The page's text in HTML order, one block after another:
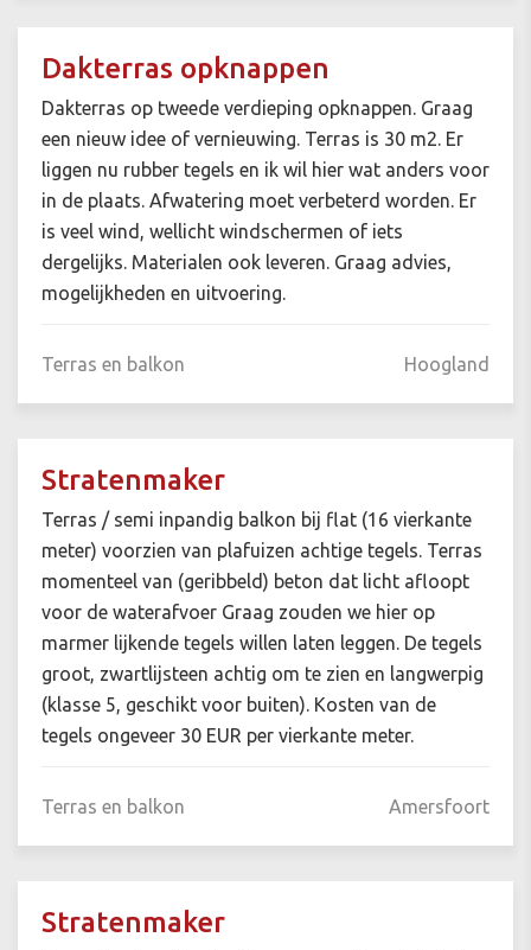
Dakterras opknappen
Dakterras op tweede verdieping opknappen. Graag
een nieuw idee of vernieuwing. Terras is 30 m2. Er
liggen nu rubber tegels en ik wil hier wat anders voor
in de plaats. Afwatering moet verbeterd worden. Er
is veel wind, wellicht windschermen of iets
dergelijks. Materialen ook leveren. Graag advies,
mogelijkheden en uitvoering.
Terras en balkon Hoogland
Stratenmaker
Terras / semi inpandig balkon bij flat (16 vierkante
meter) voorzien van plafuizen achtige tegels. Terras
momenteel van (geribbeld) beton dat licht afloopt
voor de waterafvoer Graag zouden we hier op
marmer lijkende tegels willen laten leggen. De tegels
groot, zwartlijsteen achtig om te zien en langwerpig
(klasse 5, geschikt voor buiten). Kosten van de
tegels ongeveer 30 EUR per vierkante meter.
Terras en balkon Amersfoort
Stratenmaker